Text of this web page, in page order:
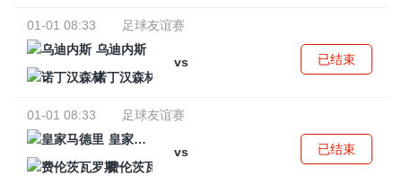
01-01 08:33
足球友谊赛
乌迪内斯
vs
诺丁汉森林
已结束
01-01 08:33
足球友谊赛
皇家马德里
vs
费伦茨瓦罗斯
已结束